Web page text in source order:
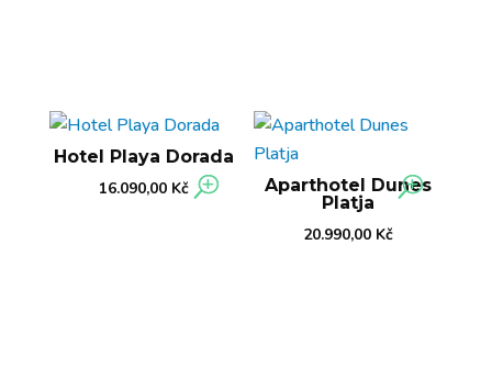
Hotel Playa Dorada
16.090,00 Kč
Aparthotel Dunes
Platja
20.990,00 Kč